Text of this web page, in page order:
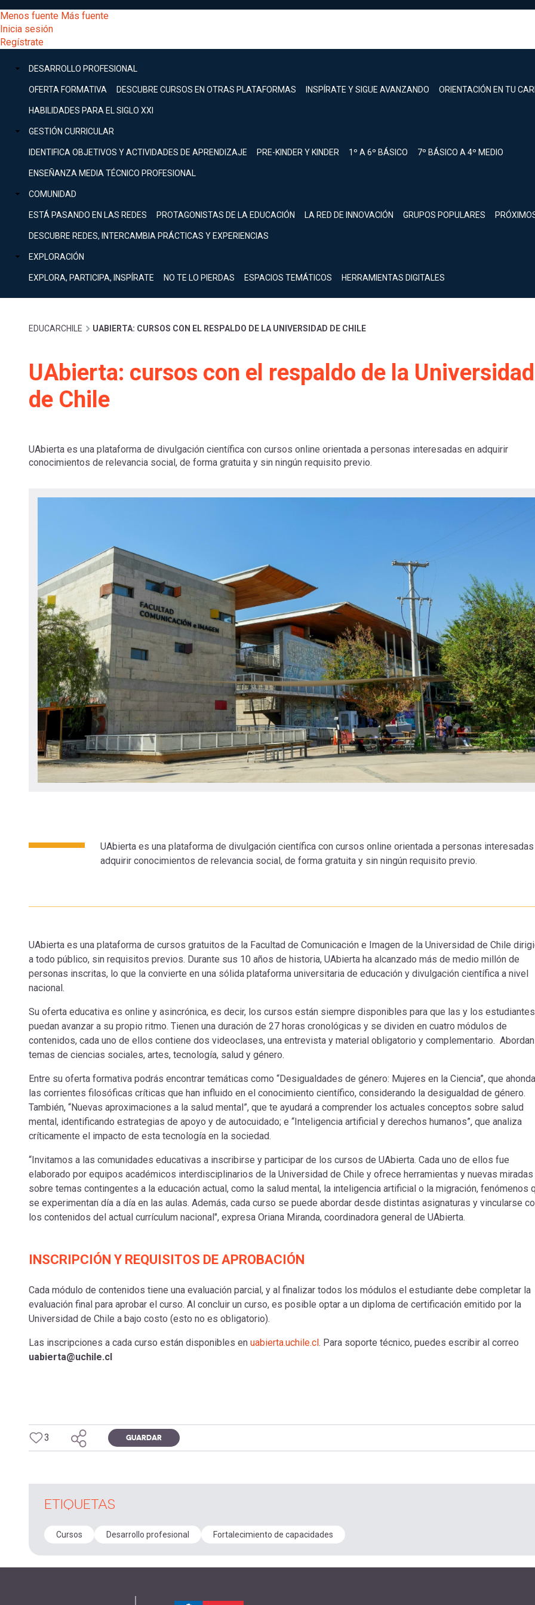
al
contenido
principal
[Educarchile
Escritorio]
Menú
entrar
mi
cuenta
Menos fuente Más fuente
Inicia sesión
Regístrate
Menú
principal
DESARROLLO PROFESIONAL
OFERTA FORMATIVA DESCUBRE CURSOS EN OTRAS PLATAFORMAS INSPÍRATE Y SIGUE AVANZANDO ORIENTACIÓN EN TU
HABILIDADES PARA EL SIGLO XXI
GESTIÓN CURRICULAR
IDENTIFICA OBJETIVOS Y ACTIVIDADES DE APRENDIZAJE PRE-KINDER Y KINDER 1º A 6º BÁSICO 7º BÁSICO A 4º MEDIO
ENSEÑANZA MEDIA TÉCNICO PROFESIONAL
COMUNIDAD
ESTÁ PASANDO EN LAS REDES PROTAGONISTAS DE LA EDUCACIÓN LA RED DE INNOVACIÓN GRUPOS POPULARES
DESCUBRE REDES, INTERCAMBIA PRÁCTICAS Y EXPERIENCIAS
EXPLORACIÓN
EXPLORA, PARTICIPA, INSPÍRATE NO TE LO PIERDAS ESPACIOS TEMÁTICOS HERRAMIENTAS DIGITALES
Buscar
Menú
principal
DESARROLLO
Expand
GESTIÓN
Expand
COMUNIDAD
Expand
EXPLORACIÓN
[Educarchile
Mobile]
Menú
cuenta
Inicia
Sobrescribir
enlaces
de
ayuda
navegación
EDUCARCHILE UABIERTA: CURSOS CON EL RESPALDO DE LA UNIVERSIDAD DE CHILE
UAbierta: cursos con el respaldo de la Universidad
de Chile
UAbierta es una plataforma de divulgación científica con cursos online orientada a personas interesadas en adquirir
conocimientos de relevancia social, de forma gratuita y sin ningún requisito previo.
UAbierta es una plataforma de divulgación científica con cursos online orientada a personas
adquirir conocimientos de relevancia social, de forma gratuita y sin ningún requisito previo.
UAbierta es una plataforma de cursos gratuitos de la Facultad de Comunicación e Imagen de la Universidad de Chile
a todo público, sin requisitos previos. Durante sus 10 años de historia, UAbierta ha alcanzado más de medio millón de
personas inscritas, lo que la convierte en una sólida plataforma universitaria de educación y divulgación científica a nivel
nacional.
Su oferta educativa es online y asincrónica, es decir, los cursos están siempre disponibles para que las y los estudiantes
puedan avanzar a su propio ritmo. Tienen una duración de 27 horas cronológicas y se dividen en cuatro módulos de
contenidos, cada uno de ellos contiene dos videoclases, una entrevista y material obligatorio y complementario. Abordan
temas de ciencias sociales, artes, tecnología, salud y género.
Entre su oferta formativa podrás encontrar temáticas como “Desigualdades de género: Mujeres en la Ciencia”, que
las corrientes filosóficas críticas que han influido en el conocimiento científico, considerando la desigualdad de género.
También, “Nuevas aproximaciones a la salud mental”, que te ayudará a comprender los actuales conceptos sobre salud
mental, identificando estrategias de apoyo y de autocuidado; e “Inteligencia artificial y derechos humanos”, que analiza
críticamente el impacto de esta tecnología en la sociedad.
“Invitamos a las comunidades educativas a inscribirse y participar de los cursos de UAbierta. Cada uno de ellos fue
elaborado por equipos académicos interdisciplinarios de la Universidad de Chile y ofrece herramientas y nuevas miradas
sobre temas contingentes a la educación actual, como la salud mental, la inteligencia artificial o la migración, fenómenos
se experimentan día a día en las aulas. Además, cada curso se puede abordar desde distintas asignaturas y vincularse
los contenidos del actual currículum nacional", expresa Oriana Miranda, coordinadora general de UAbierta.
INSCRIPCIÓN Y REQUISITOS DE APROBACIÓN
Cada módulo de contenidos tiene una evaluación parcial, y al finalizar todos los módulos el estudiante debe completar la
evaluación final para aprobar el curso. Al concluir un curso, es posible optar a un diploma de certificación emitido por la
Universidad de Chile a bajo costo (esto no es obligatorio).
Las inscripciones a cada curso están disponibles en uabierta.uchile.cl. Para soporte técnico, puedes escribir al correo
uabierta@uchile.cl
3 GUARDAR
ETIQUETAS
Cursos Desarrollo profesional Fortalecimiento de capacidades
Inicia sesión.